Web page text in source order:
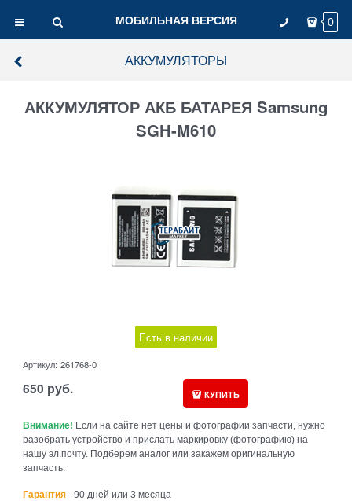
МОБИЛЬНАЯ ВЕРСИЯ 0
АККУМУЛЯТОРЫ
АККУМУЛЯТОР АКБ БАТАРЕЯ Samsung
SGH-M610
Есть в наличии
Артикул: 261768-0
650 руб. КУПИТЬ
Внимание! Если на сайте нет цены и фотографии запчасти, нужно
разобрать устройство и прислать маркировку (фотографию) на
нашу эл.почту. Подберем аналог или закажем оригинальную
запчасть.
Гарантия - 90 дней или 3 месяца